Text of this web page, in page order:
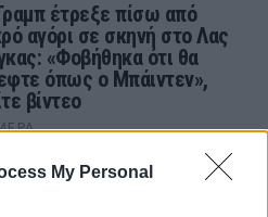
My Personal
έτρεξε πίσω από
αγόρι σε σκηνή στο Λας
«Φοβήθηκα ότι θα
όπως ο Μπάιντεν»,
βίντεο
από τις επικότερες τούμπες του Τζο
ήταν στη σκηνή εκδήλωση της